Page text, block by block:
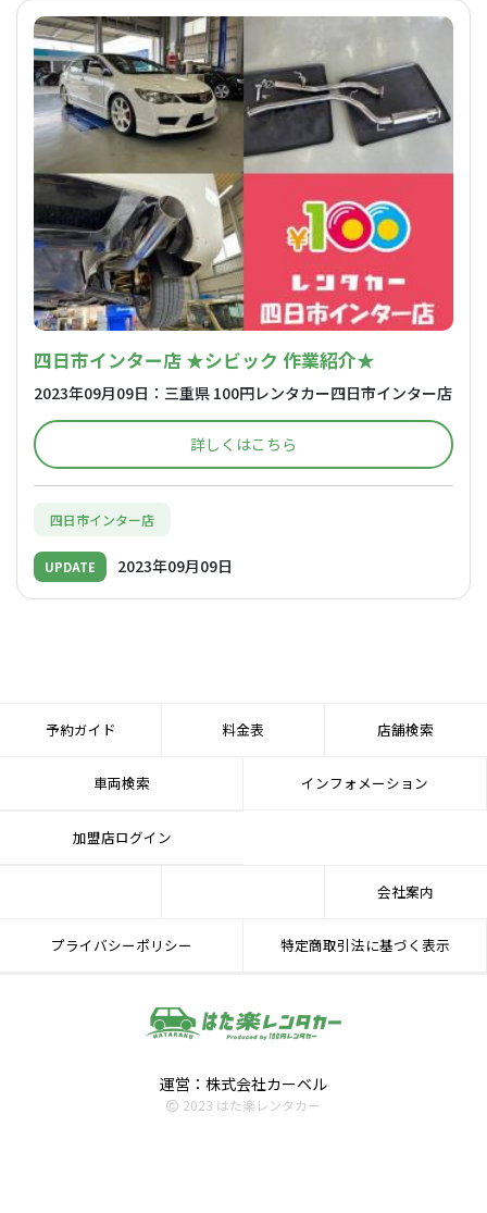
四日市インター店 ★シビック 作業紹介★
2023年09月09日：三重県 100円レンタカー四日市インター店
詳しくはこちら
四日市インター店
UPDATE 2023年09月09日
予約ガイド 料金表 店舗検索
車両検索 インフォメーション
加盟店ログイン
会社案内
プライバシーポリシー 特定商取引法に基づく表示
運営：株式会社カーベル
2023 はた楽レンタカー